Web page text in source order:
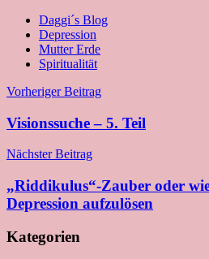
Daggi´s Blog
Depression
Mutter Erde
Spiritualität
Beitragsnavigation
Vorheriger Beitrag
Visionssuche – 5. Teil
Nächster Beitrag
„Riddikulus“-Zauber oder
Depression aufzulösen
Kategorien